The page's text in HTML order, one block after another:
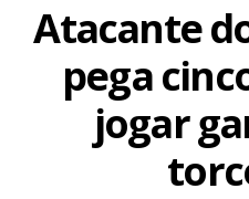
Atacante
pega
jogar